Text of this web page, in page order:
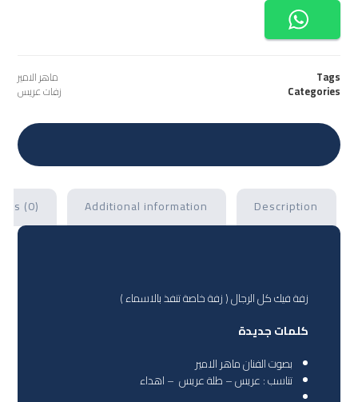
Tags ماهر الامير
Categories زفات عريس
Description
Additional information
(0)
زفة فيك كل الرجال ( زفة خاصة تنفذ بالاسماء )
كلمات جديدة
بصوت الفنان ماهر الامير
تناسب : عريس – طلة عريس – اهداء